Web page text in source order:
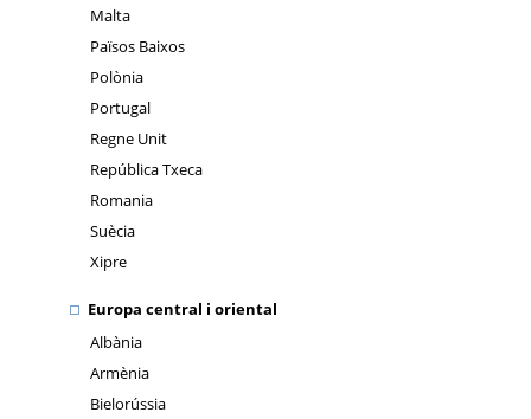
Malta
Països Baixos
Polònia
Portugal
Regne Unit
República Txeca
Romania
Suècia
Xipre
Europa central i oriental
Albània
Armènia
Bielorússia